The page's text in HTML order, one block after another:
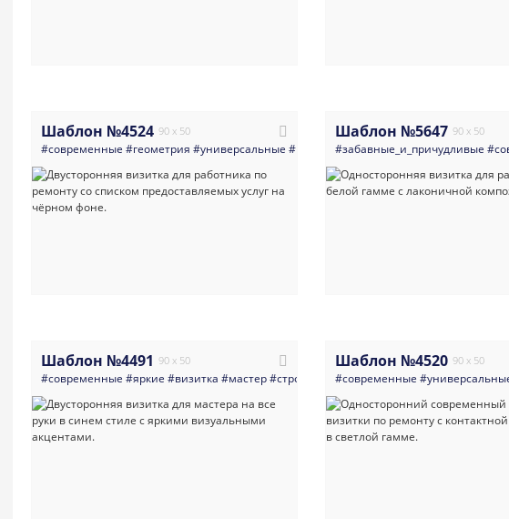
Шаблон №4524 90 x 50
#современные #геометрия #универсальные #визитка
Шаблон №5647 90 x 50
#забавные_и_причудливые
Шаблон №4491 90 x 50
#современные #яркие #визитка #мастер#строитель #крыши_и_кровельные_работы
Шаблон №4520 90 x 50
#современные